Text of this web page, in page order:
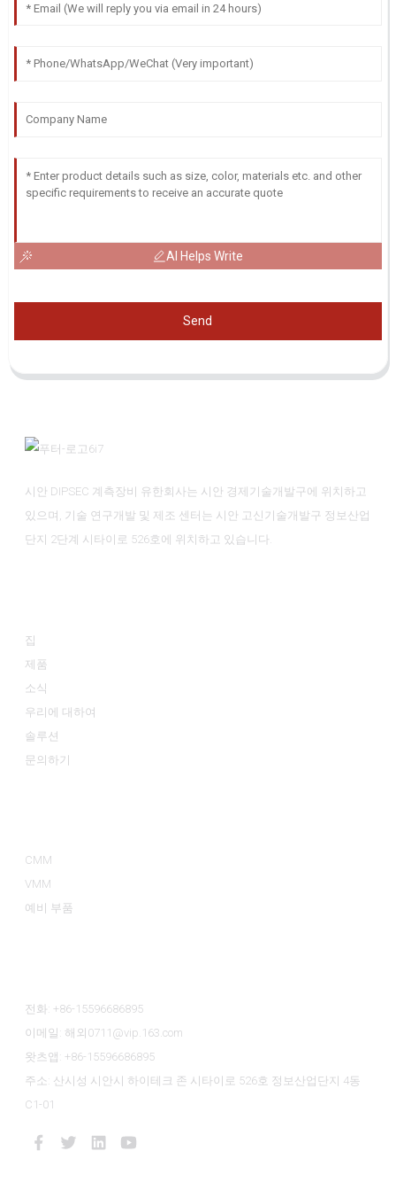
AI Helps Write
Send
시안 DIPSEC 계측장비 유한회사는 시안 경제기술개발구에 위치하고
있으며, 기술 연구개발 및 제조 센터는 시안 고신기술개발구 정보산업
단지 2단계 시타이로 526호에 위치하고 있습니다.
집
제품
소식
우리에 대하여
솔루션
문의하기
CMM
VMM
예비 부품
전화: +86-15596686895
이메일: 해외0711@vip.163.com
왓츠앱: +86-15596686895
주소: 산시성 시안시 하이테크 존 시타이로 526호 정보산업단지 4동
C1-01